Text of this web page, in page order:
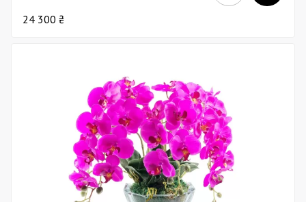
24 300 ₴